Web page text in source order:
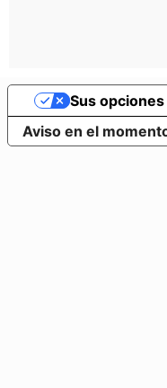
Aviso en el
Sus